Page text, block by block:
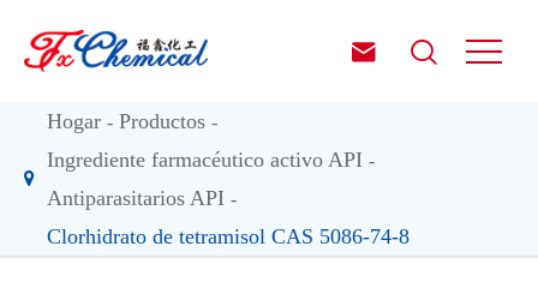
 
Hogar
Productos
Ingrediente farmacéutico activo API
Antiparasitarios API
Clorhidrato de tetramisol CAS 5086-74-8